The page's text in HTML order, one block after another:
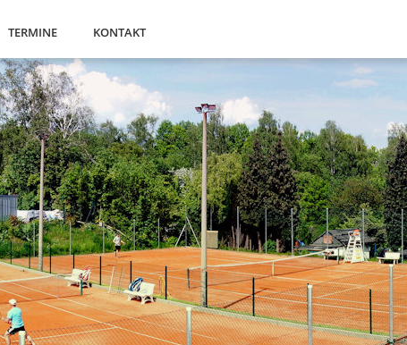
TERMINE KONTAKT